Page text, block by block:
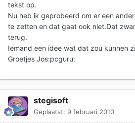
tekst op.
Nu heb ik geprobeerd om er een
te zetten en dat gaat ook niet.Dat
terug.
Iemand een idee wat dat zou kunnen
Groetjes Jos:pcguru:
stegisoft
Geplaatst: 9 februari 2010